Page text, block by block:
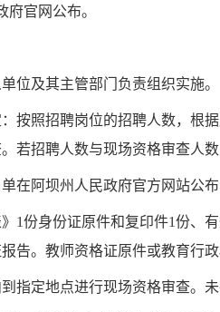
府官网 公布。
位及其主管部门负责组织实施。
按照招聘岗位的招聘人数，根
若招聘人数与现场资格审查人
在阿坝州人民政府官方网站公
1份身份证原件和复印件1份、
告。 教师资格证原件或教育行
指定地点进行现场资格审查。